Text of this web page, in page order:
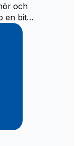
och
en bit…